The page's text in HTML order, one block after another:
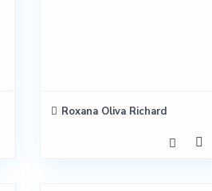
Roxana Oliva Richard